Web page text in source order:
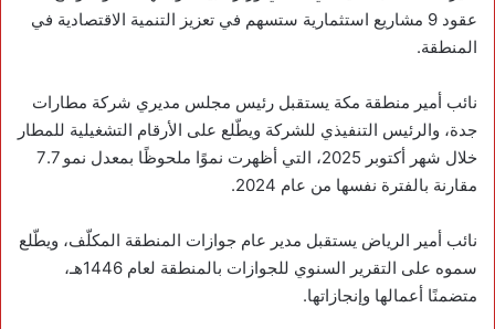
عقود 9 مشاريع استثمارية ستسهم في تعزيز التنمية الاقتصادية في
المنطقة.
‏نائب أمير منطقة مكة يستقبل رئيس مجلس مديري شركة مطارات
جدة، والرئيس التنفيذي للشركة ويطّلع على الأرقام التشغيلية للمطار
خلال شهر أكتوبر 2025، التي أظهرت نموًا ملحوظًا بمعدل نمو 7.7
مقارنة بالفترة نفسها من عام 2024.
‏نائب أمير الرياض يستقبل مدير عام جوازات المنطقة المكلّف، ويطّلع
سموه على التقرير السنوي للجوازات بالمنطقة لعام 1446هـ،
متضمنًا أعمالها وإنجازاتها.